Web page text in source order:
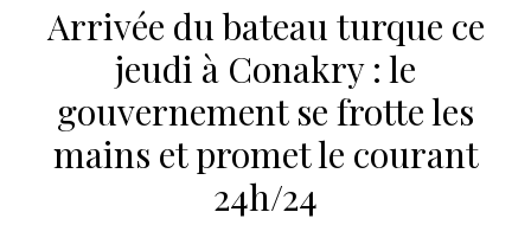
Rue
501-
République
Arrivée du bateau turque ce
jeudi à Conakry : le
gouvernement se frotte les
mains et promet le courant
24h/24